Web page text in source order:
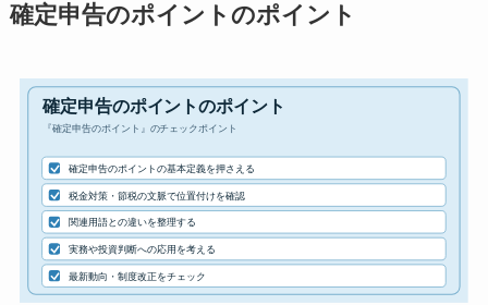
確定申告のポイントのポイント